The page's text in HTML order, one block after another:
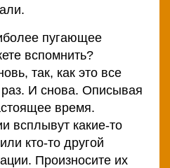
пугающее
вспомнить?
так, как это все
И снова. Описывая
время.
всплывут какие-то
кто-то другой
Произносите их